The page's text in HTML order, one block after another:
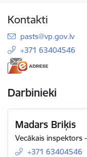
Kontakti
E-pasts:
pasts@vp.gov.lv
+371 63404546
Darbinieki
Madars Briķis
Vecākais inspektors -
+371 63404546